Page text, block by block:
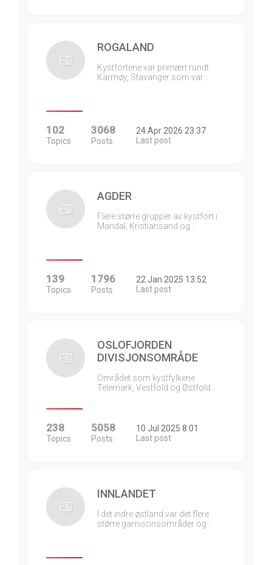
ROGALAND
Kystfortene var primært rundt
Karmøy, Stavanger som var…
102
Topics
3068
Posts
24 Apr 2026 23:37
Last post
AGDER
Flere større grupper av kystfort i
Mandal, Kristiansand og…
139
Topics
1796
Posts
22 Jan 2025 13:52
Last post
OSLOFJORDEN
DIVISJONSOMRÅDE
Området som kystfylkene
Telemark, Vestfold og Østfold…
238
Topics
5058
Posts
10 Jul 2025 8:01
Last post
INNLANDET
I det indre østland var det flere
større garnisonsområder og…